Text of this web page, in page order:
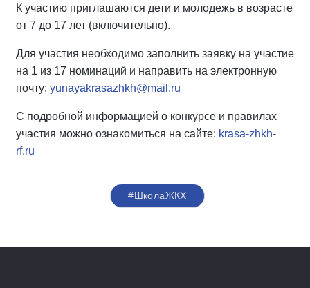
К участию приглашаются дети и молодежь в возрасте
от 7 до 17 лет (включительно).
Для участия необходимо заполнить заявку на участие
на 1 из 17 номинаций и направить на электронную
почту: yunayakrasazhkh@mail.ru
С подробной информацией о конкурсе и правилах
участия можно ознакомиться на сайте: krasa-zhkh-
rf.ru
#ШколаЖКХ